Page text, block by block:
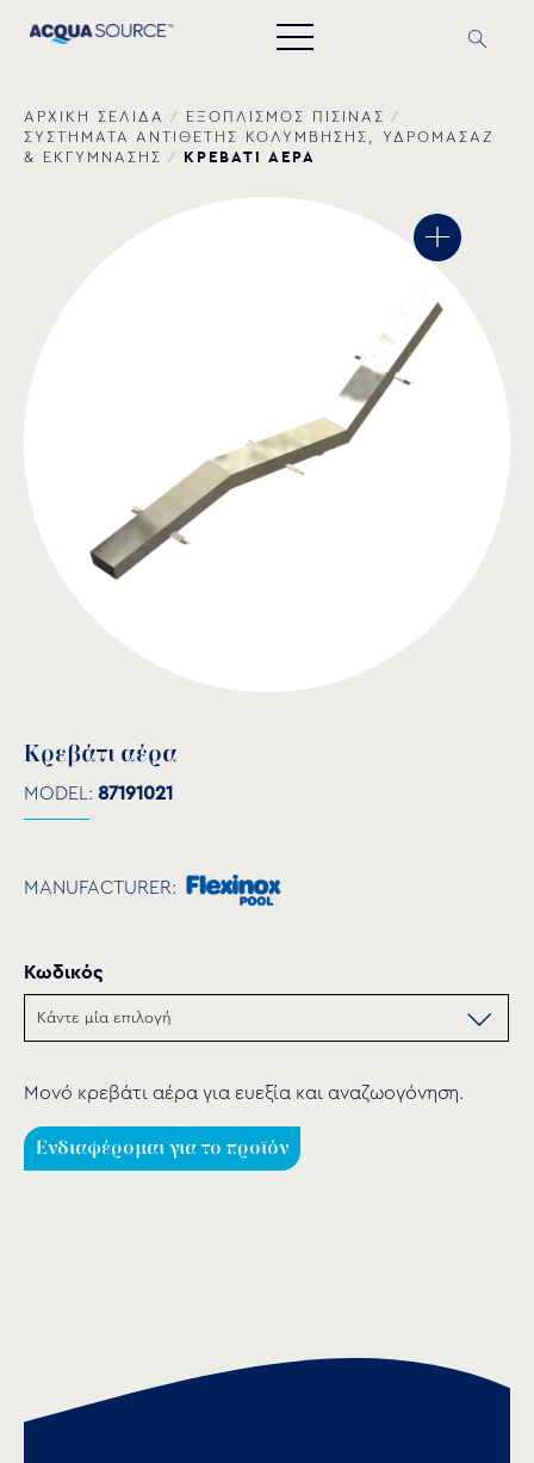
ΑΡΧΙΚΗ ΣΕΛΙΔΑ / ΕΞΟΠΛΙΣΜΟΣ ΠΙΣΙΝΑΣ /
ΣΥΣΤΗΜΑΤΑ ΑΝΤΙΘΕΤΗΣ ΚΟΛΥΜΒΗΣΗΣ, ΥΔΡΟΜΑΣΑΖ
& ΕΚΓΥΜΝΑΣΗΣ / ΚΡΕΒΑΤΙ ΑΕΡΑ
Κρεβάτι αέρα
MODEL: 87191021
MANUFACTURER:
Κωδικός
Mονό κρεβάτι αέρα για ευεξία και αναζωογόνηση.
Ενδιαφέρομαι για το προϊόν